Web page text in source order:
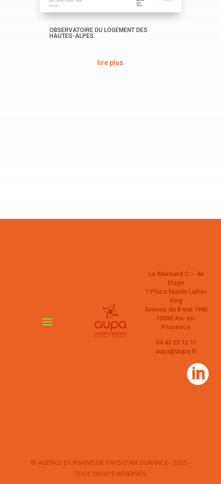
OBSERVATOIRE DU LOGEMENT DES
HAUTES-ALPES
lire plus
Le Mansard C – 4e
Etage
1 Place Martin Luther
King
Avenue du 8 mai 1945
13090 Aix-en-
Provence
04 42 23 12 17
aupa@aupa.fr

© AGENCE D'URBANISME PAYS D'AIX DURANCE - 2025 -
TOUS DROITS RÉSERVÉS